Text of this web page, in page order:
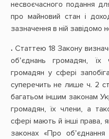
несвоєчасного подання
про майновий стан і
зазначення в ній завідомо
. Статтею 18 Закону
об’єднань громадян,
громадян у сфері
суперечить не лише ч. 2
багатьом іншим законам
громадян, їх члени, а
сфері мають й інші права,
законах «Про об’єднання